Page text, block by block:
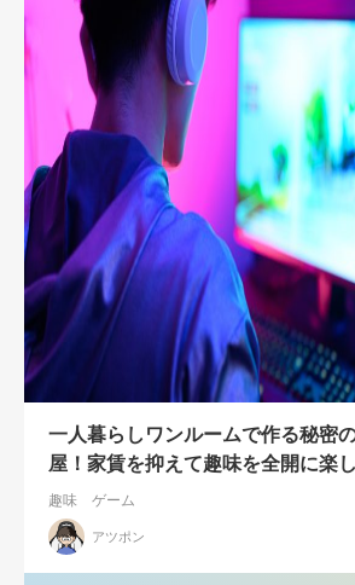
一人暮らしワンルームで作る秘密
屋！家賃を抑えて趣味を全開に楽
趣味 ゲーム
アツポン